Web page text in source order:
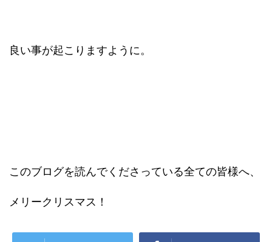
良い事が起こりますように。
このブログを読んでくださっている全ての皆様へ、
メリークリスマス！